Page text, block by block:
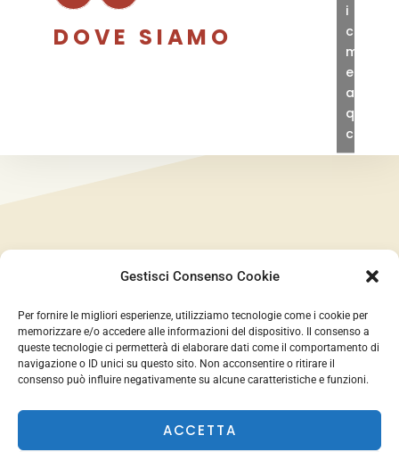
Gestisci Consenso Cookie
Per fornire le migliori esperienze, utilizziamo tecnologie come i cookie per
memorizzare e/o accedere alle informazioni del dispositivo. Il consenso a
queste tecnologie ci permetterà di elaborare dati come il comportamento di
navigazione o ID unici su questo sito. Non acconsentire o ritirare il
consenso può influire negativamente su alcune caratteristiche e funzioni.
ACCETTA
DOVE SIAMO
i
cookie
e
Body and Soul di Macri Catiuscia© All
Rights Reserved